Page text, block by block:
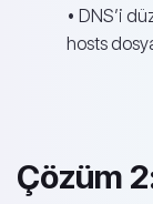
• DNS’i
hosts
Çözüm